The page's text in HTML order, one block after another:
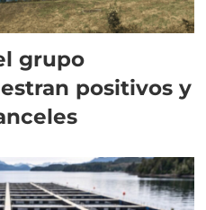
grupo
positivos y